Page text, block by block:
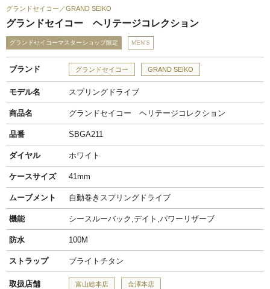
グランドセイコー GRAND SEIKO
グランドセイコー ヘリテージコレクション
グランドセイコーマスターショップ限定 MEN'S
ブランド グランドセイコー GRAND SEIKO
モデル名 スプリングドライブ
商品名 グランドセイコー ヘリテージコレクション
品番 SBGA211
ダイヤル ホワイト
ケースサイズ 41mm
ムーブメント 自動巻きスプリングドライブ
機能 シースルーバック,デイト,パワーリザーブ
防水 100M
ストラップ ブライトチタン
取扱店舗 富山総本店 金澤本店